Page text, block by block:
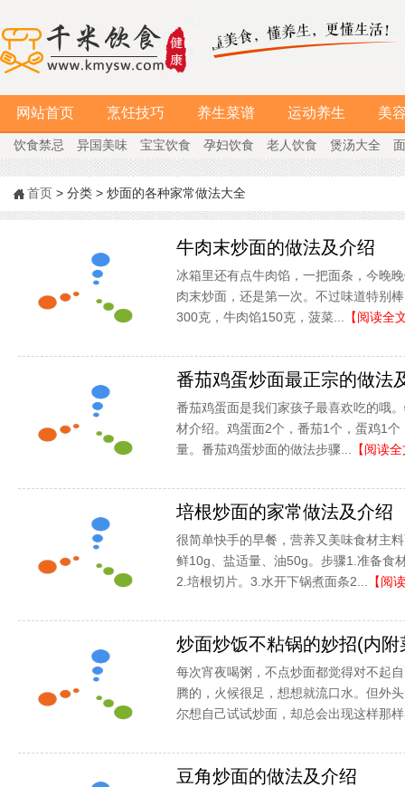
网站首页 烹饪技巧 养生菜谱 运动养生 美
饮食禁忌 异国美味 宝宝饮食 孕妇饮食 老人饮食 煲汤大全
首页 > 分类 > 炒面的各种家常做法大全
牛肉末炒面的做法及介绍
冰箱里还有点牛肉馅，一把面条，今晚
肉末炒面，还是第一次。不过味道特别
300克，牛肉馅150克，菠菜...
【阅读全
番茄鸡蛋炒面最正宗的做法
番茄鸡蛋面是我们家孩子最喜欢吃的哦
材介绍。鸡蛋面2个，番茄1个，蛋鸡1
量。番茄鸡蛋炒面的做法步骤...
【阅读
培根炒面的家常做法及介绍
很简单快手的早餐，营养又美味食材主
鲜10g、盐适量、油50g。步骤1.准备食
2.培根切片。3.水开下锅煮面条2...
【阅
炒面炒饭不粘锅的妙招(内附
每次宵夜喝粥，不点炒面都觉得对不起
腾的，火候很足，想想就流口水。但外
尔想自己试试炒面，却总会出现这样那
豆角炒面的做法及介绍